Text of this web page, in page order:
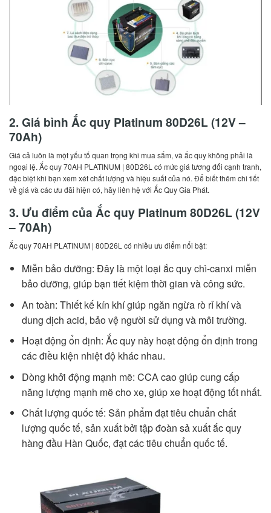
2. Giá bình Ắc quy Platinum 80D26L (12V –
70Ah)
Giá cả luôn là một yếu tố quan trọng khi mua sắm, và ắc quy không phải là
ngoại lệ. Ắc quy 70AH PLATINUM | 80D26L có mức giá tương đối cạnh tranh,
đặc biệt khi bạn xem xét chất lượng và hiệu suất của nó. Để biết thêm chi tiết
về giá và các ưu đãi hiện có, hãy liên hệ với Ắc Quy Gia Phát.
3. Ưu điểm của Ắc quy Platinum 80D26L (12V
– 70Ah)
Ắc quy 70AH PLATINUM | 80D26L có nhiều ưu điểm nổi bật:
Miễn bảo dưỡng: Đây là một loại ắc quy chì-canxi miễn
bảo dưỡng, giúp bạn tiết kiệm thời gian và công sức.
An toàn: Thiết kế kín khí giúp ngăn ngừa rò rỉ khí và
dung dịch acid, bảo vệ người sử dụng và môi trường.
Hoạt động ổn định: Ắc quy này hoạt động ổn định trong
các điều kiện nhiệt độ khác nhau.
Dòng khởi động mạnh mẽ: CCA cao giúp cung cấp
năng lượng mạnh mẽ cho xe, giúp xe hoạt động tốt nhất.
Chất lượng quốc tế: Sản phẩm đạt tiêu chuẩn chất
lượng quốc tế, sản xuất bởi tập đoàn sả xuất ắc quy
hàng đầu Hàn Quốc, đạt các tiêu chuẩn quốc tế.